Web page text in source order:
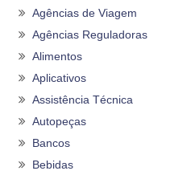
Agências de Viagem
Agências Reguladoras
Alimentos
Aplicativos
Assistência Técnica
Autopeças
Bancos
Bebidas